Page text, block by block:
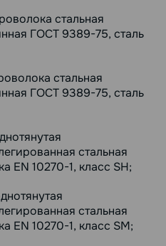
стальная
ГОСТ 9389-75, сталь
стальная
ГОСТ 9389-75, сталь
стальная
EN 10270-1, класс SH;
стальная
EN 10270-1, класс SM;